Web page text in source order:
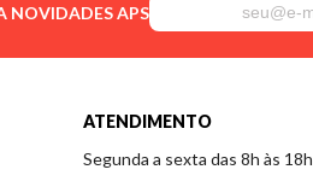
NOVIDADES APS
ATENDIMENTO
Segunda a sexta das 8h às 18h